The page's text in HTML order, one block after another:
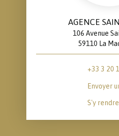
AGENCE
106 Avenue
59110 La
+33 3 20
Envoyer
S'y rendre